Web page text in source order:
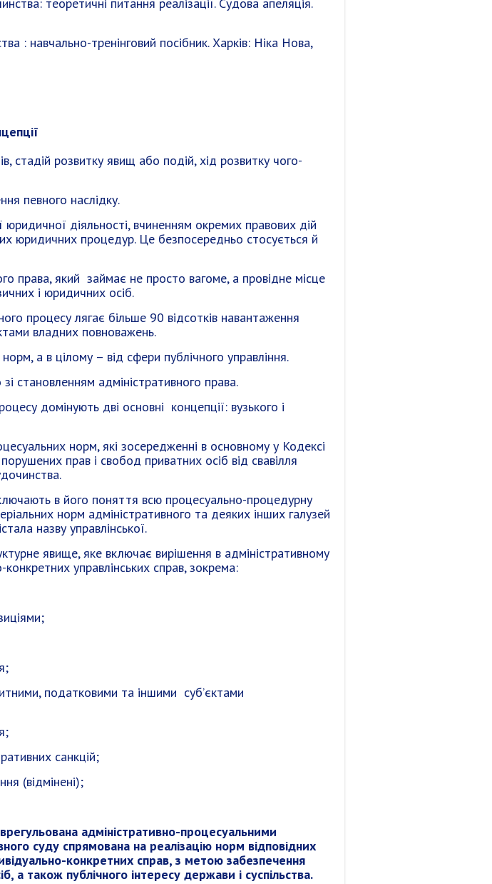
теоретичні питання реалізації. Судова апеляція.
: навчально-тренінговий посібник. Харків: Ніка Нова,
стадій розвитку явищ або подій, хід розвитку чого-
певного наслідку.
діяльності, вчиненням окремих правових дій
юридичних процедур. Це безпосередньо стосується й
права, який займає не просто вагоме, а провідне місце
і юридичних осіб.
процесу лягає більше 90 відсотків навантаження
владних повноважень.
а в цілому – від сфери публічного управління.
становленням адміністративного права.
домінують дві основні концепції: вузького і
норм, які зосередженні в основному у Кодексі
прав і свобод приватних осіб від свавілля
в його поняття всю процесуально-процедурну
норм адміністративного та деяких інших галузей
назву управлінської.
явище, яке включає вирішення в адміністративному
управлінських справ, зокрема:
податковими та іншими суб’єктами
санкцій;
(відмінені);
адміністративно-процесуальними
суду спрямована на реалізацію норм відповідних
конкретних справ, з метою забезпечення
а також публічного інтересу держави і суспільства.